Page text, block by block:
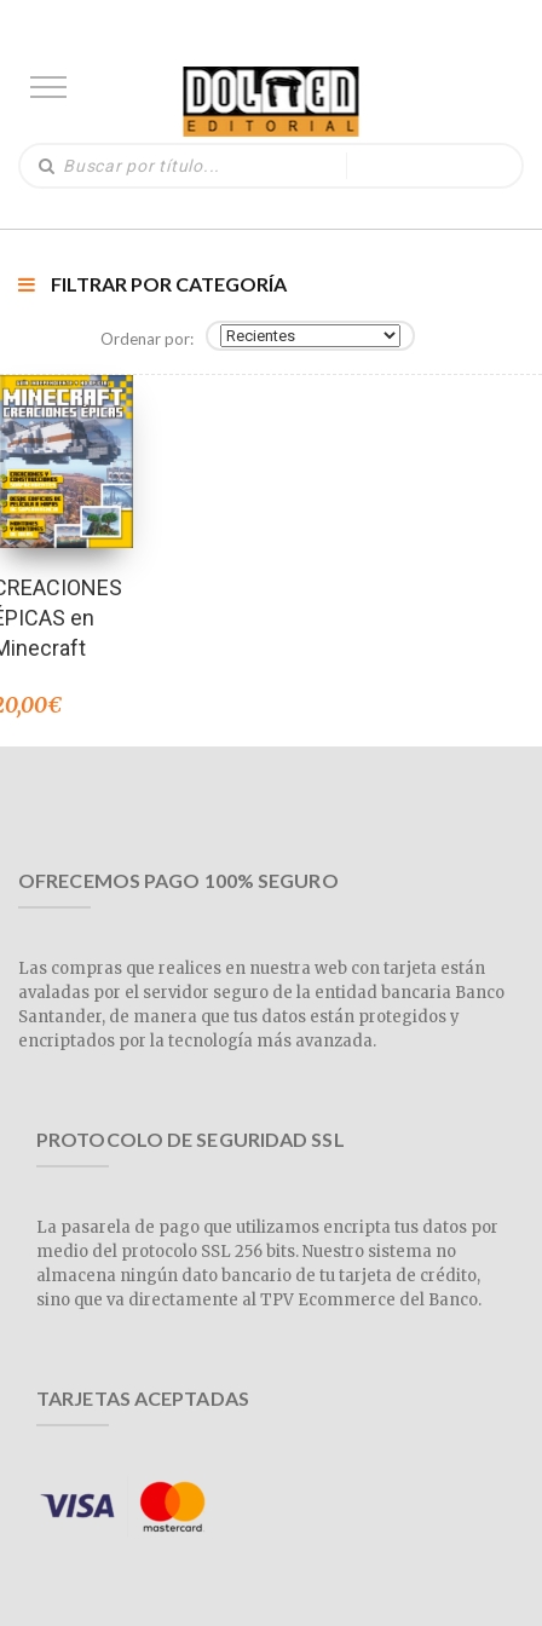
FILTRAR POR CATEGORÍA
Ordenar por:
en
€
OFRECEMOS PAGO 100% SEGURO
Las compras que realices en nuestra web con tarjeta están
avaladas por el servidor seguro de la entidad bancaria Banco
Santander, de manera que tus datos están protegidos y
encriptados por la tecnología más avanzada.
PROTOCOLO DE SEGURIDAD SSL
La pasarela de pago que utilizamos encripta tus datos por
medio del protocolo SSL 256 bits. Nuestro sistema no
almacena ningún dato bancario de tu tarjeta de crédito,
sino que va directamente al TPV Ecommerce del Banco.
TARJETAS ACEPTADAS